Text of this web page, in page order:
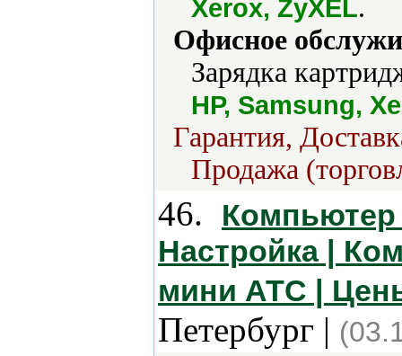
Xerox, ZyXEL.
Офисное
Зарядка
HP, Samsung,
Гарантия,
Продажа
46.
Компьютер
Настройка |
мини АТС |
Петербург |